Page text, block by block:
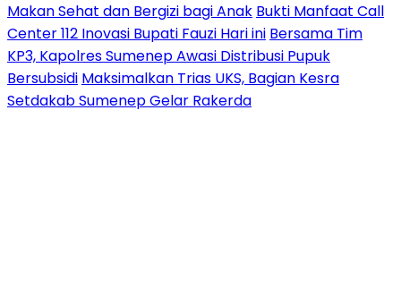
Makan Sehat dan Bergizi bagi Anak Bukti Manfaat Call
Center 112 Inovasi Bupati Fauzi Hari ini Bersama Tim
KP3, Kapolres Sumenep Awasi Distribusi Pupuk
Bersubsidi Maksimalkan Trias UKS, Bagian Kesra
Setdakab Sumenep Gelar Rakerda